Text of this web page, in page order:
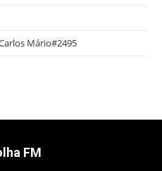
Mário#2495
FM